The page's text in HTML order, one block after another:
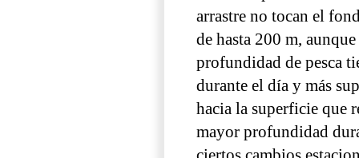
arrastre no tocan el
de hasta 200 m,
profundidad de pesca
durante el día y más
hacia la superficie que
mayor profundidad